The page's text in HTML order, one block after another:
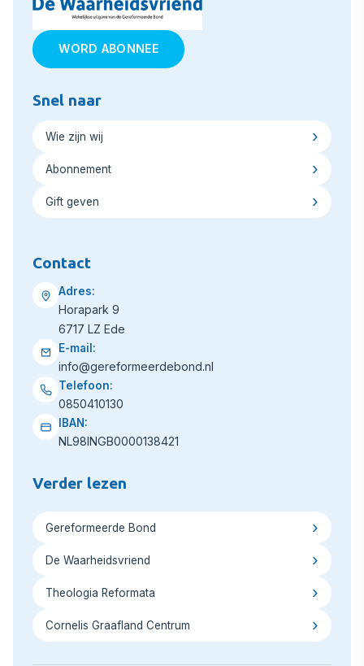
WORD ABONNEE
Snel naar
Wie zijn wij
Abonnement
Gift geven
Contact
Adres:
Horapark 9
6717 LZ Ede
E-mail:
info@gereformeerdebond.nl
Telefoon:
0850410130
IBAN:
NL98INGB0000138421
Verder lezen
Gereformeerde Bond
De Waarheidsvriend
Theologia Reformata
Cornelis Graafland Centrum